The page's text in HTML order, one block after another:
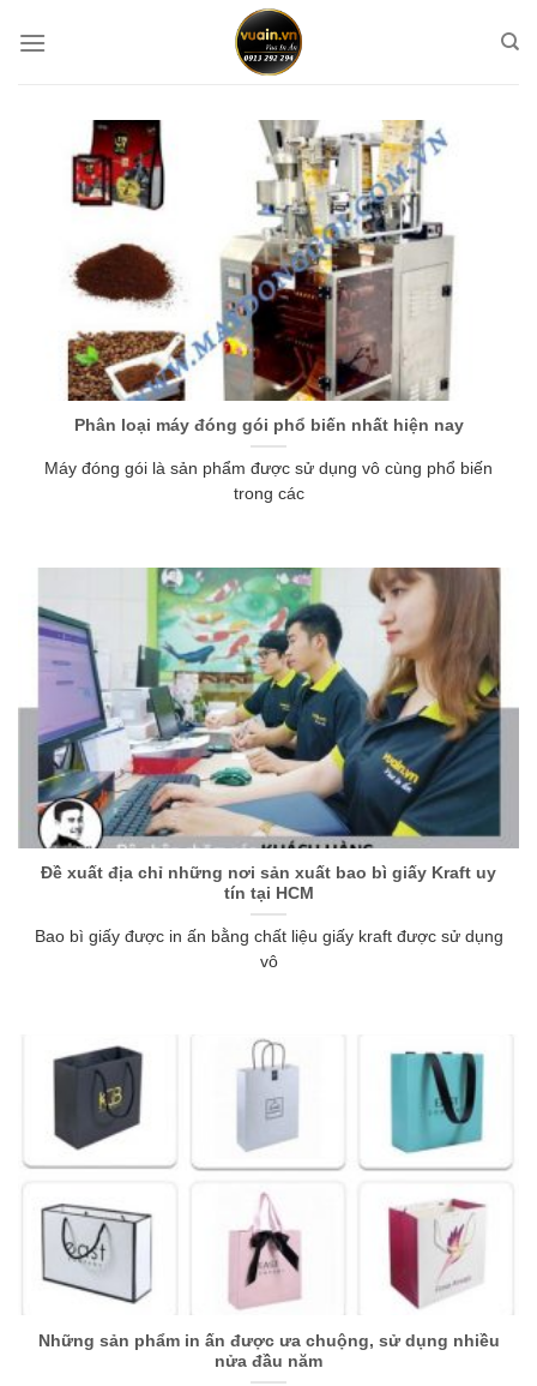
đến
Phân loại máy đóng gói phổ biến nhất hiện nay
Máy đóng gói là sản phẩm được sử dụng vô cùng phổ biến
trong các
Đề xuất địa chỉ những nơi sản xuất bao bì giấy Kraft uy
tín tại HCM
Bao bì giấy được in ấn bằng chất liệu giấy kraft được sử dụng
vô
Những sản phẩm in ấn được ưa chuộng, sử dụng nhiều
nửa đầu năm